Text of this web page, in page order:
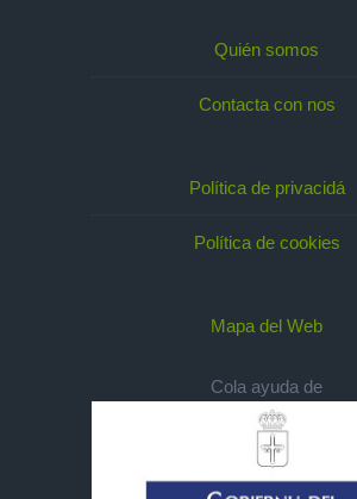
Quién somos
Contacta con nos
Política de privacidá
Política de cookies
Mapa del Web
Cola ayuda de